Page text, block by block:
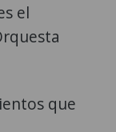
el
que